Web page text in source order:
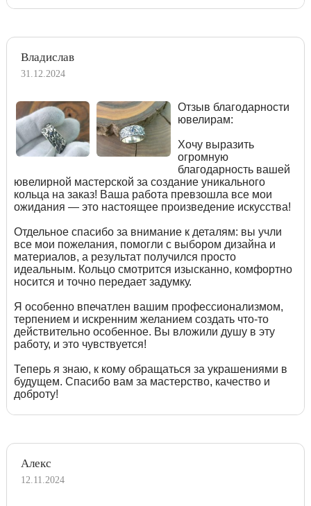
Владислав
31.12.2024
Отзыв благодарности
ювелирам:
Хочу выразить
огромную
благодарность вашей
ювелирной мастерской за создание уникального
кольца на заказ! Ваша работа превзошла все мои
ожидания — это настоящее произведение искусства!
Отдельное спасибо за внимание к деталям: вы учли
все мои пожелания, помогли с выбором дизайна и
материалов, а результат получился просто
идеальным. Кольцо смотрится изысканно, комфортно
носится и точно передает задумку.
Я особенно впечатлен вашим профессионализмом,
терпением и искренним желанием создать что-то
действительно особенное. Вы вложили душу в эту
работу, и это чувствуется!
Теперь я знаю, к кому обращаться за украшениями в
будущем. Спасибо вам за мастерство, качество и
доброту!
Алекс
12.11.2024